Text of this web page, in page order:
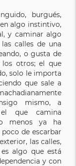
burgués,
algo instintivo,
y caminar algo
calles de una
o gusta de
los otros; el que
solo le importa
que sale a
mismo, a
el que camina
menos ya ha
de escarbar
las calles,
algo que está
y con